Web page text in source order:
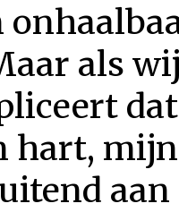
als
hart,
aan